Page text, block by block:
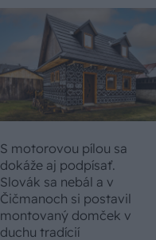
S motorovou pílou sa
dokáže aj podpísať.
Slovák sa nebál a v
Čičmanoch si postavil
montovaný domček v
duchu tradícií